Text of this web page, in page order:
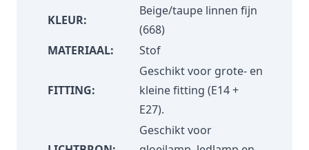
KLEUR:
Beige/taupe linnen fijn
(668)
MATERIAAL:
Stof
FITTING:
Geschikt voor grote- en
kleine fitting (E14 +
E27).
Geschikt voor